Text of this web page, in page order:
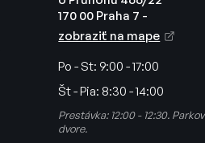
170 00 Praha 7 -
zobraziť na mape
Po - St: 9:00 - 17:00
Št - Pia: 8:30 - 14:00
Prestávka: 12:00 - 12:30.
dvore.